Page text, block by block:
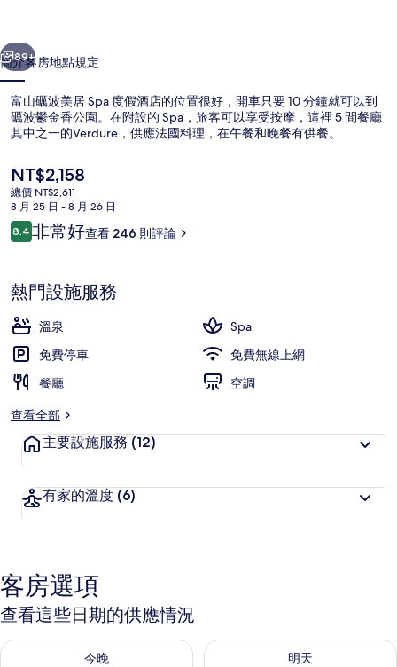
度
假
酒
店
的
相
片
集
個 下一個
89+
簡介客房地點規定
富山礪波美居 Spa 度假酒店的位置很好，開車只要 10 分鐘就可以到
礪波鬱金香公園。在附設的 Spa，旅客可以享受按摩，這裡 5 間餐廳
其中之一的Verdure，供應法國料理，在午餐和晚餐有供餐。
目
前
的
價
格
NT$2,158
總價 NT$2,611
8 月 25 日 - 8 月 26 日
評
論
8.48.4 分，滿分 10 分，
非常好查看 246 則評論
熱門設施服務
溫泉
Spa
免費停車
免費無線上網
餐廳
空調
查看全部
主要設施服務 (12)
有家的溫度 (6)
客房選項
查看這些日期的供應情況
今晚
查看今晚 (8月 9 - 8月 10) 的供應情況
明天
查看明天 (8月 10 - 8月 11) 的